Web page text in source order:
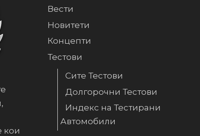
кои
Вести
Новитети
Концепти
Тестови
Сите Тестови
Долгорочни Тестови
Индекс на Тестирани
Автомобили